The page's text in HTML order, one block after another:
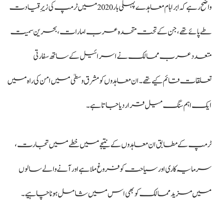
واضح رہے کہ ابراہام معاہدے پہلی بار 2020 میں ٹرمپ کی زیرِ قیادت
طے پائے تھے، جن کے تحت متحدہ عرب امارات، بحرین سمیت
متعدد عرب ممالک نے اسرائیل کے ساتھ سفارتی
تعلقات قائم کیے تھے۔ ان معاہدوں کو مشرق وسطیٰ میں امن کی راہ میں
ایک اہم سنگ میل قرار دیا جاتا ہے۔
ٹرمپ کے مطابق ان معاہدوں کے نتیجے میں خطے میں تجارت،
سرمایہ کاری اور سیاحت کو فروغ ملا ہے اور آنے والے سالوں
میں مزید ممالک کو بھی اس میں شامل ہونا چاہیے۔